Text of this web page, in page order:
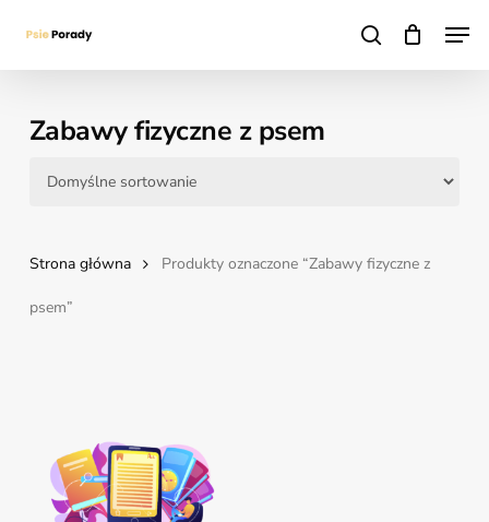
main
search
Zabawy fizyczne z psem
Strona główna Produkty oznaczone “Zabawy fizyczne z
psem”